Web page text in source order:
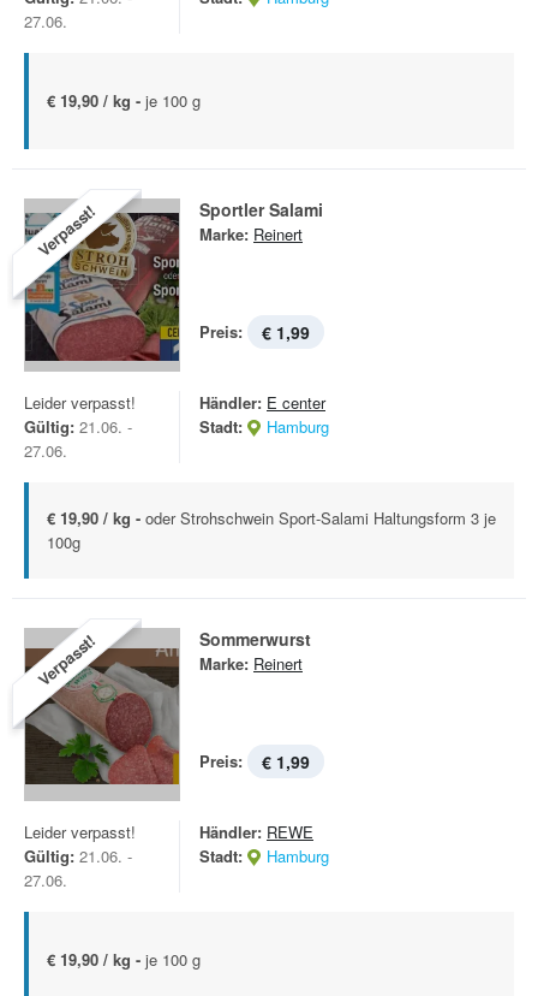
27.06.
€ 19,90 / kg - je 100 g
Verpasst! Sportler Salami
Marke: Reinert
Preis: € 1,99
Leider verpasst!
Gültig: 21.06. -
27.06.
Händler: E center
Stadt:
Hamburg
€ 19,90 / kg - oder Strohschwein Sport-Salami Haltungsform 3 je
100g
Verpasst! Sommerwurst
Marke: Reinert
Preis: € 1,99
Leider verpasst!
Gültig: 21.06. -
27.06.
Händler: REWE
Stadt:
Hamburg
€ 19,90 / kg - je 100 g